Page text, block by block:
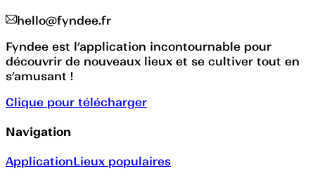
hello@fyndee.fr
Fyndee est l’application incontournable pour
découvrir de nouveaux lieux et se cultiver tout en
s’amusant !
Clique pour télécharger
Navigation
ApplicationLieux populaires